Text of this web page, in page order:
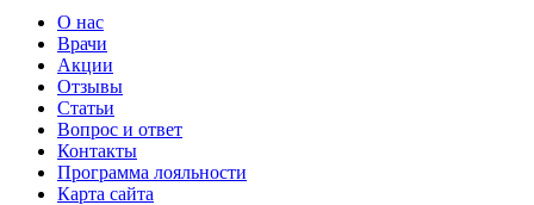
О нас
Врачи
Акции
Отзывы
Статьи
Вопрос и ответ
Контакты
Программа лояльности
Карта сайта